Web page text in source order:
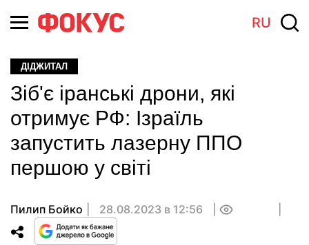
RU
ДІДЖИТАЛ
Зіб'є іранські дрони, які
отримує РФ: Ізраїль
запустить лазерну ППО
першою у світі
Пилип Бойко 28.08.2023 в 12:56